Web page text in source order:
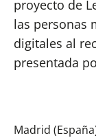
proyecto de
las personas
digitales al
presentada
Madrid